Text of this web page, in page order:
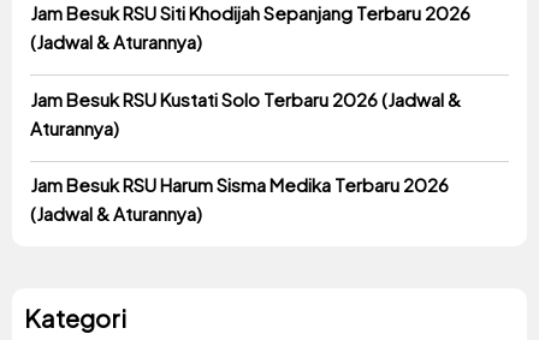
Jam Besuk RSU Siti Khodijah Sepanjang Terbaru 2026
(Jadwal & Aturannya)
Jam Besuk RSU Kustati Solo Terbaru 2026 (Jadwal &
Aturannya)
Jam Besuk RSU Harum Sisma Medika Terbaru 2026
(Jadwal & Aturannya)
Kategori